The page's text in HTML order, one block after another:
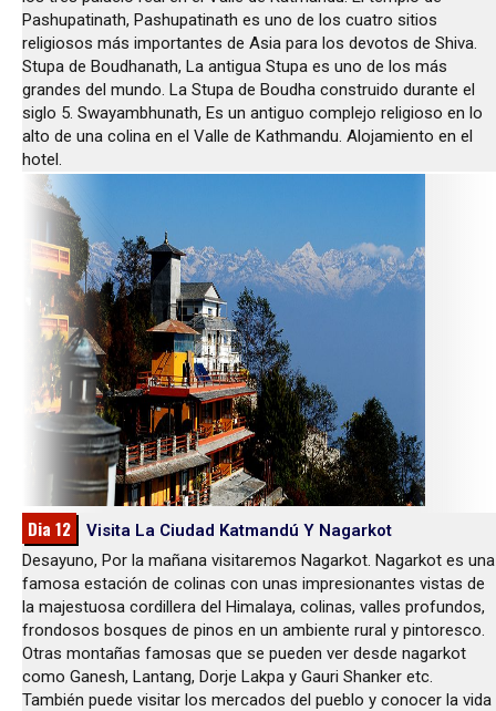
Pashupatinath, Pashupatinath es uno de los cuatro sitios
religiosos más importantes de Asia para los devotos de Shiva.
Stupa de Boudhanath, La antigua Stupa es uno de los más
grandes del mundo. La Stupa de Boudha construido durante el
siglo 5. Swayambhunath, Es un antiguo complejo religioso en lo
alto de una colina en el Valle de Kathmandu. Alojamiento en el
hotel.
Dia 12
Visita La Ciudad Katmandú Y Nagarkot
Desayuno, Por la mañana visitaremos Nagarkot. Nagarkot es una
famosa estación de colinas con unas impresionantes vistas de
la majestuosa cordillera del Himalaya, colinas, valles profundos,
frondosos bosques de pinos en un ambiente rural y pintoresco.
Otras montañas famosas que se pueden ver desde nagarkot
como Ganesh, Lantang, Dorje Lakpa y Gauri Shanker etc.
También puede visitar los mercados del pueblo y conocer la vida